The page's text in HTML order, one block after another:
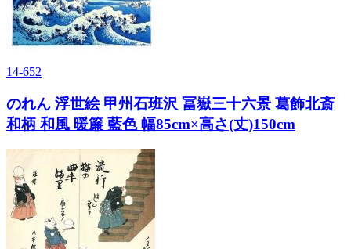
14-652
のれん 浮世絵 甲州石班沢 冨嶽三十六景 葛飾北斎
和柄 和風 暖簾 藍色 幅85cm×高さ(丈)150cm